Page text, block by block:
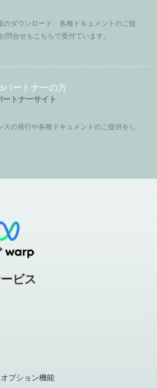
のダウンロード、各種ドキュメントのご提
問合せもこちらで受付ています。
パートナーの方
トナーサイト
スの発行や各種ドキュメントのご提供をし
ビス
オプション機能